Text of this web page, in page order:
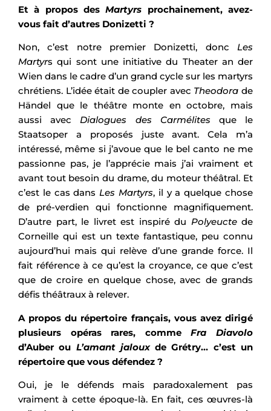
Et à propos desMartyrs prochainement, avez-
vous fait d’autres Donizetti ?
Non, c’est notre premier Donizetti, donc Les
Martyrs qui sont une initiative du Theater an der
Wien dans le cadre d’un grand cycle sur les martyrs
chrétiens. L’idée était de coupler avec Theodorade
Händel que le théâtre monte en octobre, mais
aussi avecDialogues des Carmélites que le
Staatsoper a proposés juste avant. Cela m’a
intéressé, même si j’avoue que le bel canto ne me
passionne pas, je l’apprécie mais j’ai vraiment et
avant tout besoin du drame, du moteur théâtral. Et
c’est le cas dansLes Martyrs, il y a quelque chose
de pré-verdien qui fonctionne magnifiquement.
D’autre part, le livret est inspiré du Polyeuctede
Corneille qui est un texte fantastique, peu connu
aujourd’hui mais qui relève d’une grande force. Il
fait référence à ce qu’est la croyance, ce que c’est
que de croire en quelque chose, avec de grands
défis théâtraux à relever.
A propos du répertoire français, vous avez dirigé
plusieurs opéras rares, commeFra Diavolo
d’Auber ou L’amant jalouxde Grétry… c’est un
répertoire que vous défendez ?
Oui, je le défends mais paradoxalement pas
vraiment à cette époque-là. En fait, ces œuvres-là